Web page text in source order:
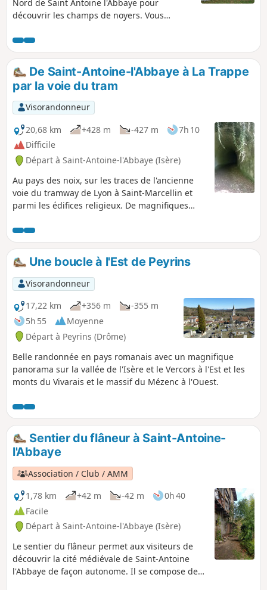
Nord de Saint Antoine l'Abbaye pour
découvrir les champs de noyers. Vous
Chapelle Saint-Jean le Fromental est assez
grande et abrite un petit cimetière très
ancien. Le retour vous ramène droit sur
l'abbaye comme les pèlerins de l'époque "du
mal ardent". Vous pouvez effectuer dans la
même journée la randonnée, la visite de la
ville et des monuments si vous arrivez assez
tôt le matin.
De Saint-Antoine-l'Abbaye à La Trappe
par la voie du tram
Visorandonneur
20,68 km
+428 m -427 m
7h 10
Difficile
Départ à Saint-Antoine-l'Abbaye (Isère)
Au pays des noix, sur les traces de l'ancienne
voie du tramway de Lyon à Saint-Marcellin et
parmi les édifices religieux. De magnifiques
Vercors et Mézenc.
Une boucle à l'Est de Peyrins
Visorandonneur
17,22 km
+356 m
-355 m
5h 55
Moyenne
Départ à Peyrins (Drôme)
Belle randonnée en pays romanais avec un magnifique
panorama sur la vallée de l'Isère et le Vercors à l'Est et les
monts du Vivarais et le massif du Mézenc à l'Ouest.
Sentier du flâneur à Saint-Antoine-
l'Abbaye
Association / Club / AMM
1,78 km
+42 m -42 m
0h 40
Facile
Départ à Saint-Antoine-l'Abbaye (Isère)
Le sentier du flâneur permet aux visiteurs de
découvrir la cité médiévale de Saint-Antoine
l'Abbaye de façon autonome. Il se compose de